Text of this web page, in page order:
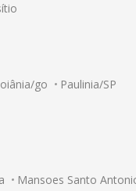
go Paulinia/SP
Mansoes Santo